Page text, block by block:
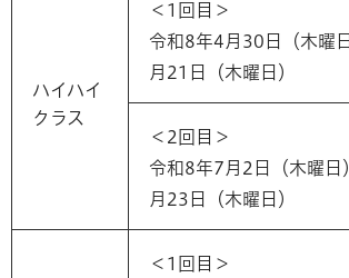
ハイハイ
クラス
＜1回目＞
令和8年4月30日（木曜
月21日（木曜日）
＜2回目＞
令和8年7月2日（木曜日
月23日（木曜日）
＜1回目＞